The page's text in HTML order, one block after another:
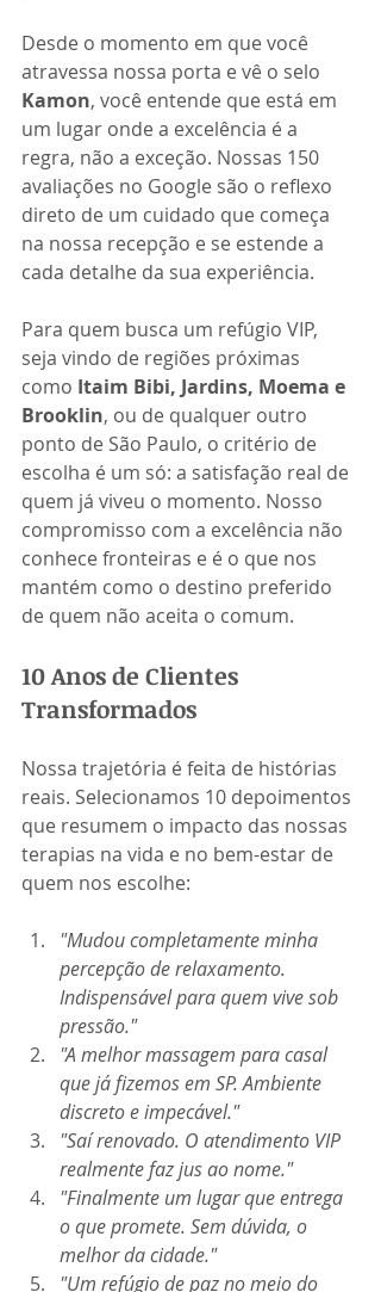
Desde o momento em que você
atravessa nossa porta e vê o selo
Kamon, você entende que está em
um lugar onde a excelência é a
regra, não a exceção. Nossas 150
avaliações no Google são o reflexo
direto de um cuidado que começa
na nossa recepção e se estende a
cada detalhe da sua experiência.
Para quem busca um refúgio VIP,
seja vindo de regiões próximas
como Itaim Bibi, Jardins, Moema e
Brooklin, ou de qualquer outro
ponto de São Paulo, o critério de
escolha é um só: a satisfação real de
quem já viveu o momento. Nosso
compromisso com a excelência não
conhece fronteiras e é o que nos
mantém como o destino preferido
de quem não aceita o comum.
10 Anos de Clientes
Transformados
Nossa trajetória é feita de histórias
reais. Selecionamos 10 depoimentos
que resumem o impacto das nossas
terapias na vida e no bem-estar de
quem nos escolhe:
"Mudou completamente minha
percepção de relaxamento.
Indispensável para quem vive sob
pressão."
"A melhor massagem para casal
que já fizemos em SP. Ambiente
discreto e impecável."
"Saí renovado. O atendimento VIP
realmente faz jus ao nome."
"Finalmente um lugar que entrega
o que promete. Sem dúvida, o
melhor da cidade."
"Um refúgio de paz no meio do